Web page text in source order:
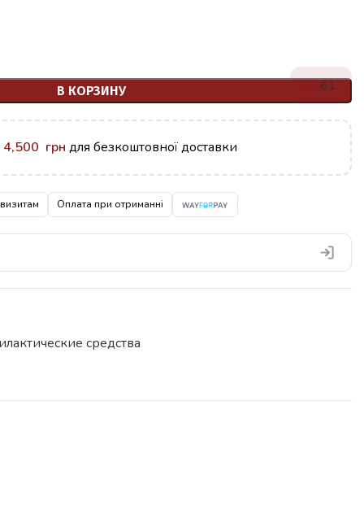
В КОРЗИНУ 61
4,500 грн для безкоштовної доставки
Оплата при отриманні
средства